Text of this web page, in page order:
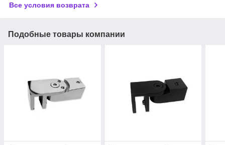
Все условия возврата
Подобные товары компании